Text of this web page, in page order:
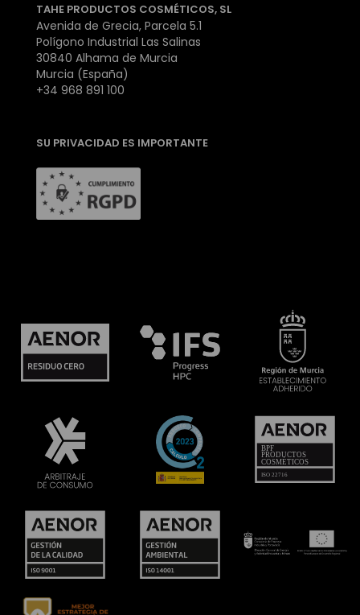
TAHE PRODUCTOS COSMÉTICOS, SL
Avenida de Grecia, Parcela 5.1
Polígono Industrial Las Salinas
30840 Alhama de Murcia
Murcia (España)
+34 968 891 100
SU PRIVACIDAD ES IMPORTANTE